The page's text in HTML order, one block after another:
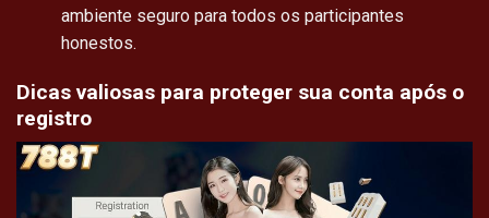
ambiente seguro para todos os participantes
honestos.
Dicas valiosas para proteger sua conta após o
registro